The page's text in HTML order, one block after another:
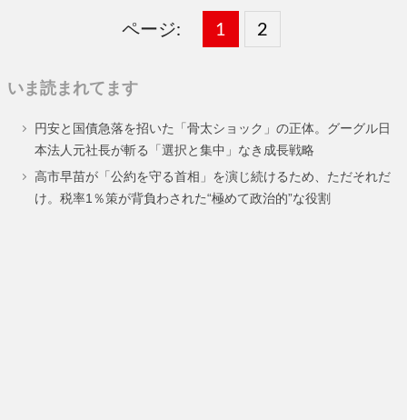
ページ:
固
ー
ジ
1 ,
固
ー
ジ
2
いま読まれてます
円安と国債急落を招いた「骨太ショック」の正体。グーグル日
本法人元社長が斬る「選択と集中」なき成長戦略
高市早苗が「公約を守る首相」を演じ続けるため、ただそれだ
け。税率1％策が背負わされた“極めて政治的”な役割